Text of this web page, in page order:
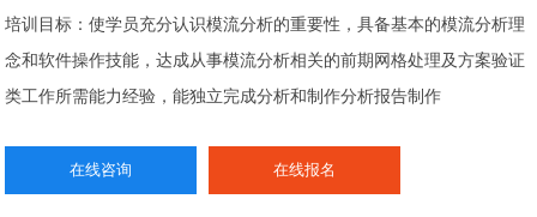
培训目标：使学员充分认识模流分析的重要性，具备基本的模流分析理
念和软件操作技能，达成从事模流分析相关的前期网格处理及方案验证
类工作所需能力经验，能独立完成分析和制作分析报告制作
在线咨询 在线报名